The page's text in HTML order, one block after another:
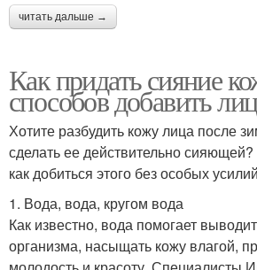
читать дальше →
Как придать сияние
способов добавить
Хотите разбудить кожу лица после
сделать ее действительно
как добиться этого без особых
1. Вода, вода, кругом вода
Как известно, вода помогает
организма, насыщать кожу влагой,